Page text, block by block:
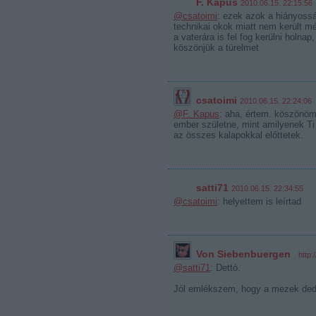
2010.06.15. 22:15:56
@csatoimi: ezek azok a
technikai okok miatt nem került
a vaterára is fel fog kerülni
köszönjük a türelmet
csatoimi 2010.06.15. 22:24:06
@F. Kapus: aha, értem.
ember születne, mint amilyenek
az összes kalapokkal előttetek.
satti71 2010.06.15. 22:34:55
@csatoimi: helyettem is leírtad
Von Siebenbuergen
@satti71: Dettó.
Jól emlékszem, hogy a mezek